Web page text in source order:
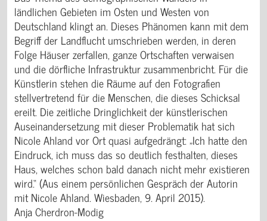
ländlichen Gebieten im Osten und Westen von
Deutschland klingt an. Dieses Phänomen kann mit dem
Begriff der Landflucht umschrieben werden, in deren
Folge Häuser zerfallen, ganze Ortschaften verwaisen
und die dörfliche Infrastruktur zusammenbricht. Für die
Künstlerin stehen die Räume auf den Fotografien
stellvertretend für die Menschen, die dieses Schicksal
ereilt. Die zeitliche Dringlichkeit der künstlerischen
Auseinandersetzung mit dieser Problematik hat sich
Nicole Ahland vor Ort quasi aufgedrängt: „Ich hatte den
Eindruck, ich muss das so deutlich festhalten, dieses
Haus, welches schon bald danach nicht mehr existieren
wird.“ (Aus einem persönlichen Gespräch der Autorin
mit Nicole Ahland. Wiesbaden, 9. April 2015).
Anja Cherdron-Modig